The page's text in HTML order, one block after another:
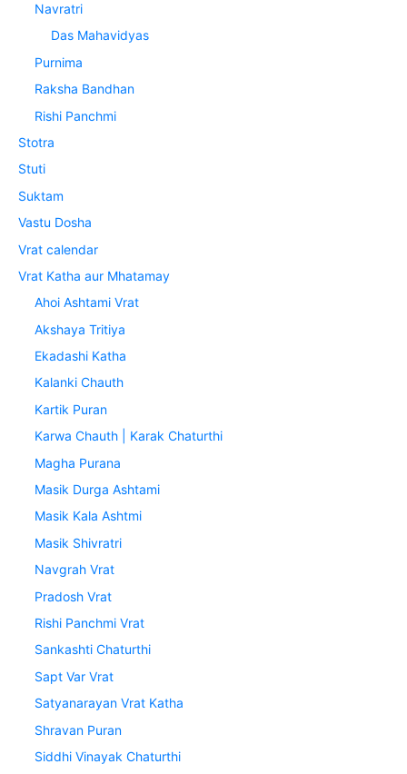
Navratri
Das Mahavidyas
Purnima
Raksha Bandhan
Rishi Panchmi
Stotra
Stuti
Suktam
Vastu Dosha
Vrat calendar
Vrat Katha aur Mhatamay
Ahoi Ashtami Vrat
Akshaya Tritiya
Ekadashi Katha
Kalanki Chauth
Kartik Puran
Karwa Chauth | Karak Chaturthi
Magha Purana
Masik Durga Ashtami
Masik Kala Ashtmi
Masik Shivratri
Navgrah Vrat
Pradosh Vrat
Rishi Panchmi Vrat
Sankashti Chaturthi
Sapt Var Vrat
Satyanarayan Vrat Katha
Shravan Puran
Siddhi Vinayak Chaturthi